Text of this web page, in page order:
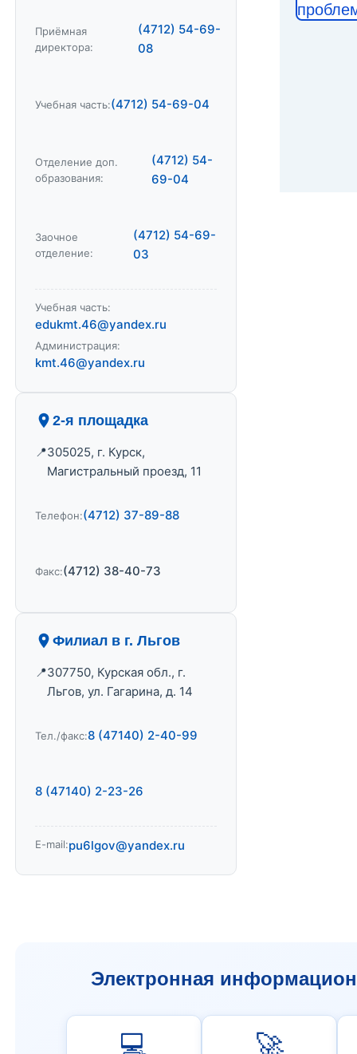
Приёмная
директора:
(4712) 54-69-
08
Учебная часть:(4712) 54-69-04
Отделение доп.
образования:
(4712) 54-
69-04
Заочное
отделение:
(4712) 54-69-
03
Учебная часть:
edukmt.46@yandex.ru
Администрация:
kmt.46@yandex.ru
2-я площадка
305025, г. Курск,
Магистральный проезд, 11
Телефон:(4712) 37-89-88
Факс:(4712) 38-40-73
Филиал в г. Льгов
307750, Курская обл., г.
Льгов, ул. Гагарина, д. 14
Тел./факс:8 (47140) 2-40-99
8 (47140) 2-23-26
E-mail:pu6lgov@yandex.ru
Электронная
💻 🚀